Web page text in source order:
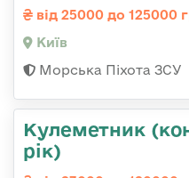
від 25000 до 125000
Київ
Морська Піхота ЗСУ
Кулеметник
рік)